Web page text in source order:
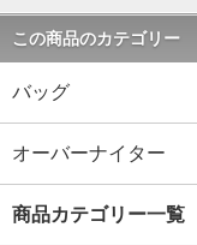
この商品のカテゴリー
バッグ
オーバーナイター
商品カテゴリー一覧